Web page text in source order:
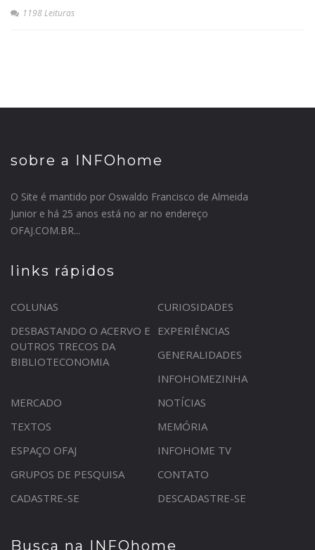
1198 Leituras
sobre a INFOhome
O Site é mantido por Oswaldo Francisco de Almeida
Junior e há 25 anos está no ar no endereço
OFAJ.COM.BR...
links rápidos
COLUNAS
CURIOSIDADES
DESBASTANDO O ACERVO E
OUTROS TRECOS DA
BIBLIOTECONOMIA
EXPERIÊNCIAS
GENERALIDADES
INFOHOMEZINHA
MERCADO
NOTÍCIAS
TEXTOS
MEMÓRIA
ESPAÇO OFAJ
INFOHOME TV
GRUPOS DE PESQUISA
CONTATO
CADASTRE-SE
DESCADASTRE-SE
Busca na INFOhome